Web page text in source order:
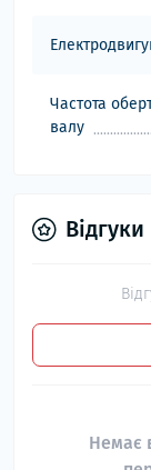
Частота
валу
Відгуки
Немає